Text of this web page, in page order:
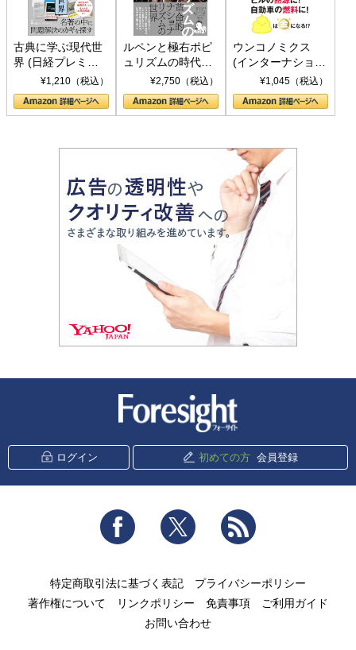
古典に学ぶ現代世
界 (日経プレミア
シリーズ)¥1,210（税込）
ルペンと極右ポピ
ュリズムの時代：
〈ヤヌス〉の二つ
の顔
¥2,750（税込）
ウンコノミクス
(インターナショナ
ル新書)¥1,045（税込）
ログイン 初めての方 会員登録
Facebook Twitter
特定商取引法に基づく表記
プライバシーポリシー
著作権について
リンクポリシー 免責事項
ご利用ガイド
お問い合わせ